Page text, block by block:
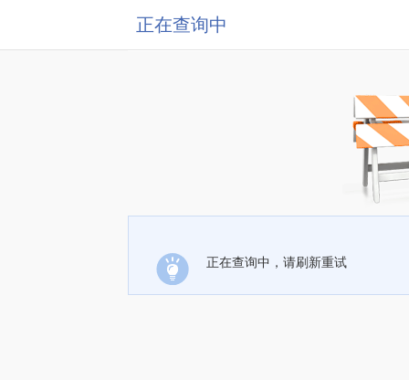
正在查询中
正在查询中，请刷新重试